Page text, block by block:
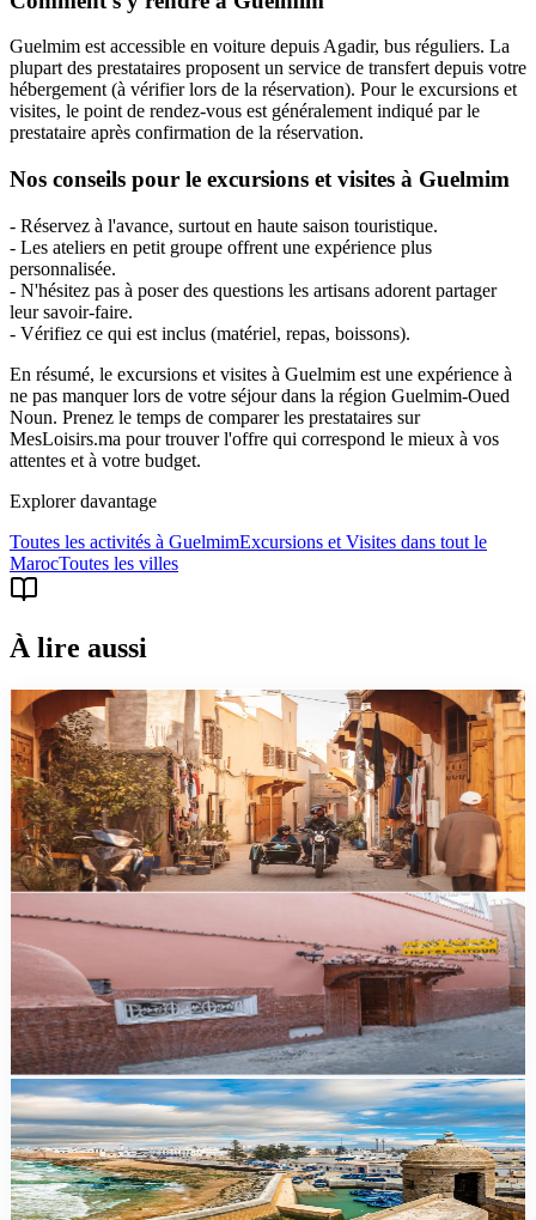
Guelmim est accessible en voiture depuis Agadir, bus réguliers. La
plupart des prestataires proposent un service de transfert depuis votre
hébergement (à vérifier lors de la réservation). Pour le excursions et
visites, le point de rendez-vous est généralement indiqué par le
prestataire après confirmation de la réservation.
Nos conseils pour le excursions et visites à Guelmim
- Réservez à l'avance, surtout en haute saison touristique.
- Les ateliers en petit groupe offrent une expérience plus
personnalisée.
- N'hésitez pas à poser des questions les artisans adorent partager
leur savoir-faire.
- Vérifiez ce qui est inclus (matériel, repas, boissons).
En résumé, le excursions et visites à Guelmim est une expérience à
ne pas manquer lors de votre séjour dans la région Guelmim-Oued
Noun. Prenez le temps de comparer les prestataires sur
MesLoisirs.ma pour trouver l'offre qui correspond le mieux à vos
attentes et à votre budget.
Explorer davantage
Toutes les activités à GuelmimExcursions et Visites dans tout le
MarocToutes les villes
À lire aussi
Guides
Marrakech : l'excursion en sidecar vintage, une
signature inédite
Decouvrir Marrakech en sidecar vintage : medina, lieux secrets,
street art, itineraires sur mesure pour familles et slow travelers.
Duree, tarifs et conseils pratiques.
Excursion Atlas ou désert depuis Marrakech : que
choisir ?
Excursion Atlas ou désert depuis Marrakech : comparatif durée,
prix, paysages, niveau d'effort. Notre verdict pour choisir.
guide
Excursion à Essaouira depuis Marrakech : le guide
d'une journée
Itinéraire heure par heure, prix en MAD, transport, conseils : tout